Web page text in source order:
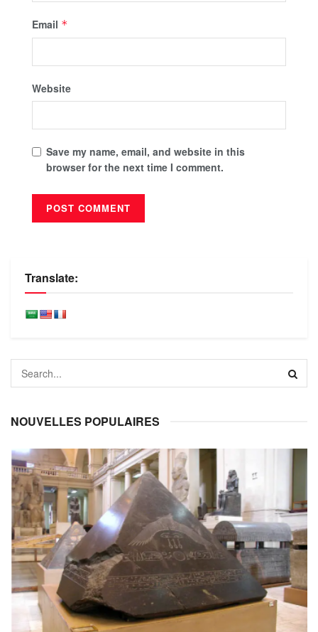
Email *
Website
Save my name, email, and website in this
browser for the next time I comment.
Translate:
NOUVELLES POPULAIRES